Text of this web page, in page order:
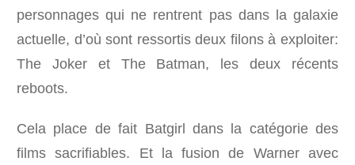
personnages qui ne rentrent pas dans la galaxie
actuelle, d’où sont ressortis deux filons à exploiter:
The Joker et The Batman, les deux récents
reboots.
Cela place de fait Batgirl dans la catégorie des
films sacrifiables. Et la fusion de Warner avec